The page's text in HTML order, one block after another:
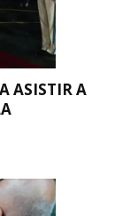
ASISTIR A